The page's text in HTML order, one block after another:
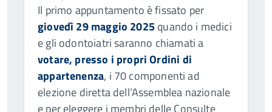
Il primo appuntamento è fissato per
giovedì 29 maggio 2025quando i medici
e gli odontoiatri saranno chiamati a
votare, presso i propri Ordini di
appartenenza, i 70 componenti ad
elezione diretta dell’Assemblea nazionale
e per eleggere i membri delle Consulte